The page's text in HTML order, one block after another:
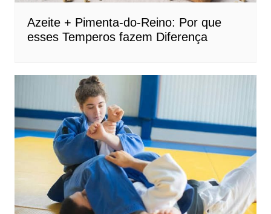
Azeite + Pimenta-do-Reino: Por que
esses Temperos fazem Diferença